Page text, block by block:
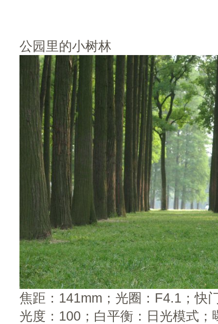
公园里的小树林
焦距：141mm；光圈：F4.1；快
光度：100；白平衡：日光模式；